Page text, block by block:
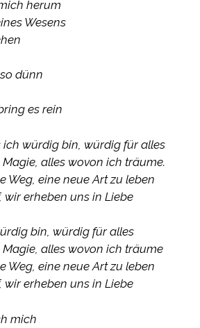
herum
Wesens
dünn
es rein
ich würdig bin, würdig für alles
alles wovon ich träume.
Weg, eine neue Art zu leben
wir erheben uns in Liebe
bin, würdig für alles
alles wovon ich träume
Weg, eine neue Art zu leben
wir erheben uns in Liebe
mich